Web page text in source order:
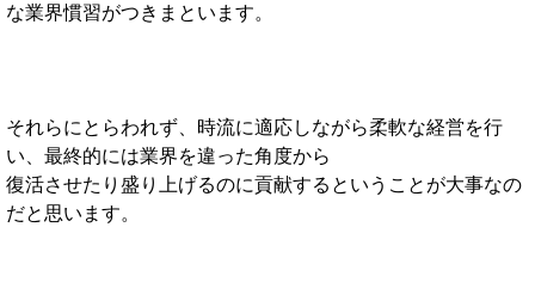
な業界慣習がつきまといます。
それらにとらわれず、時流に適応しながら柔軟な経営を行
い、最終的には業界を違った角度から
復活させたり盛り上げるのに貢献するということが大事なの
だと思います。